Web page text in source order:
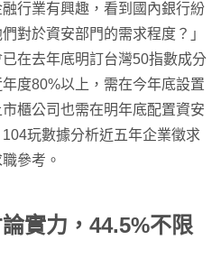
融行業有興趣，看到國內銀行紛
對於資安部門的需求程度？」
在去年底明訂台灣50指數成分
度80%以上，需在今年底設置
櫃公司也需在明年底配置資安
玩數據分析近五年企業徵求
參考。
實力，44.5%不限